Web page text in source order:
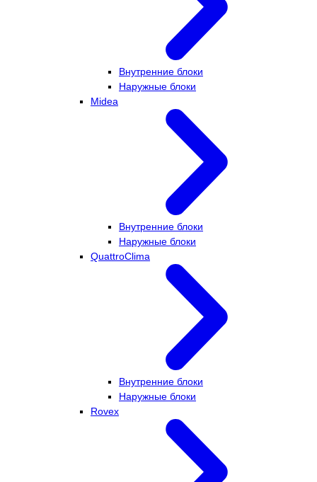
Внутренние блоки
Наружные блоки
Midea
Внутренние блоки
Наружные блоки
QuattroClima
Внутренние блоки
Наружные блоки
Rovex